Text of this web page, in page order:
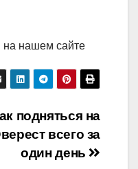
на нашем сайте
подняться на
всего за
один день